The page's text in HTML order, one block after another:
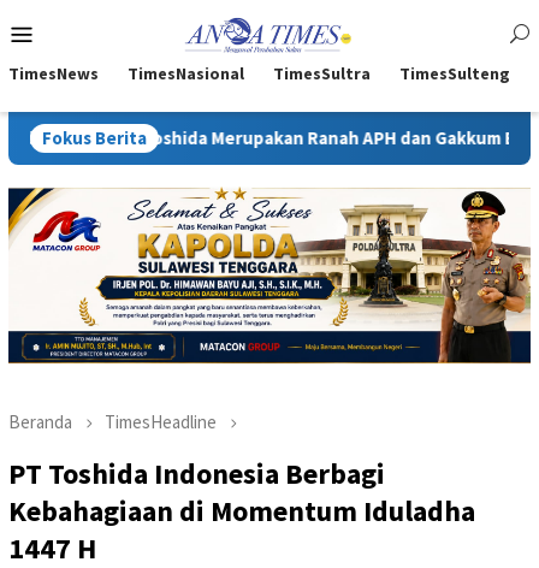
ke
Mobile
TimesNews TimesNasional TimesSultra TimesSulteng
Fokus BeritaRanah APH dan Gakkum ESDM Kejati Sultra
Beranda TimesHeadline
PT Toshida Indonesia Berbagi
Kebahagiaan di Momentum Iduladha
1447 H